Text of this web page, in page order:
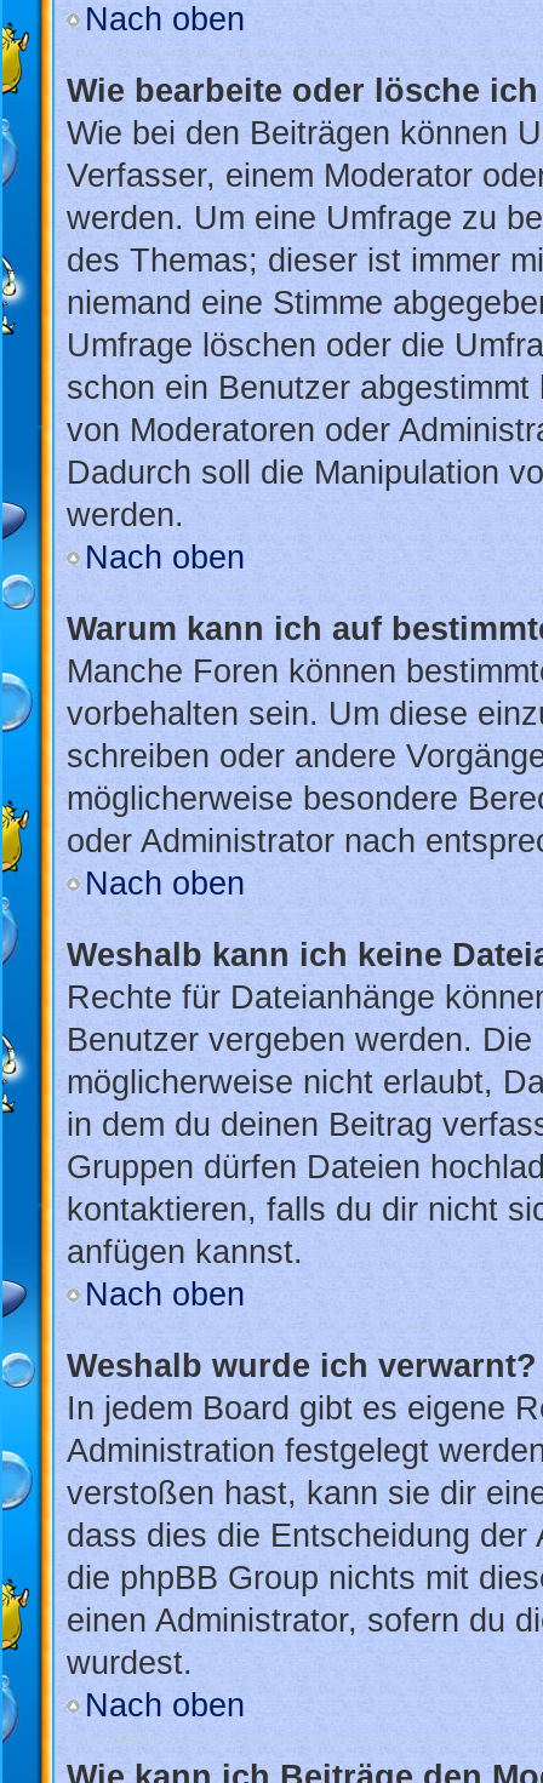
Nach oben
Wie bearbeite oder lösche
Wie bei den Beiträgen können
Verfasser, einem Moderator
werden. Um eine Umfrage zu
des Themas; dieser ist immer
niemand eine Stimme
Umfrage löschen oder die
schon ein Benutzer
von Moderatoren oder
Dadurch soll die Manipulation
werden.
Nach oben
Warum kann ich auf
Manche Foren können
vorbehalten sein. Um diese
schreiben oder andere
möglicherweise besondere
oder Administrator nach
Nach oben
Weshalb kann ich keine
Rechte für Dateianhänge
Benutzer vergeben werden.
möglicherweise nicht erlaubt,
in dem du deinen Beitrag
Gruppen dürfen Dateien
kontaktieren, falls du dir nicht
anfügen kannst.
Nach oben
Weshalb wurde ich verwarnt?
In jedem Board gibt es eigene
Administration festgelegt
verstoßen hast, kann sie dir
dass dies die Entscheidung
die phpBB Group nichts mit
einen Administrator, sofern du
wurdest.
Nach oben